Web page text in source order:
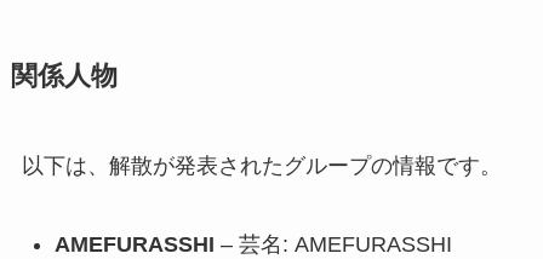
関係人物
以下は、解散が発表されたグループの情報です。
AMEFURASSHI – 芸名: AMEFURASSHI